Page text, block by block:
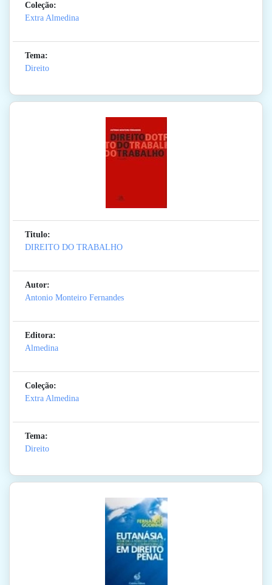
Coleção:
Extra Almedina
Tema:
Direito
Titulo:
DIREITO DO TRABALHO
Autor:
Antonio Monteiro Fernandes
Editora:
Almedina
Coleção:
Extra Almedina
Tema:
Direito